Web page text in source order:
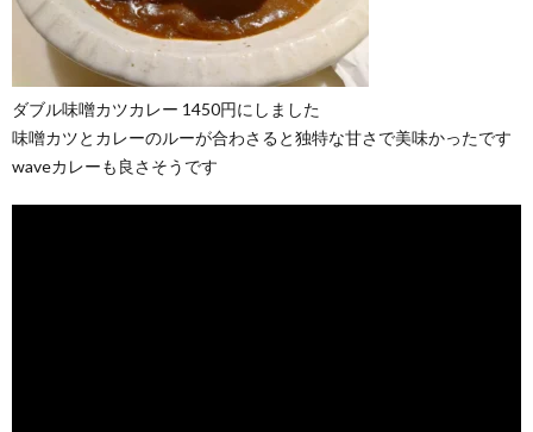
ダブル味噌カツカレー 1450円にしました
味噌カツとカレーのルーが合わさると独特な甘さで美味かったです
waveカレーも良さそうです